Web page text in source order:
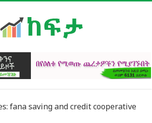
fana saving and credit cooperative